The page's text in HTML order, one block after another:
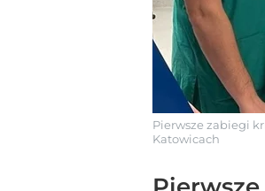
Pierwsze zabiegi
Katowicach